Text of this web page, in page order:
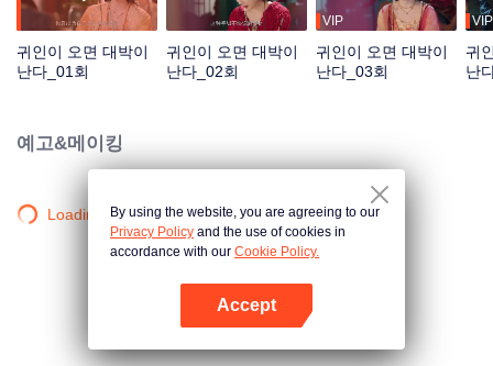
한 걸음씩 자신만의 인생 역전을 이뤄 나간다.
귀인이 오면 대박이
난다_01회
귀인이 오면 대박이
난다_02회
VIP
귀인이 오면 대박이
난다_03회
VIP
귀
난
예고&메이킹
Loading…By using the website, you are agreeing to our
Privacy Policy and the use of cookies in
accordance with our Cookie Policy.
Accept